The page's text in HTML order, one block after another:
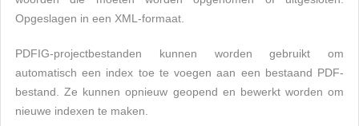
Opgeslagen in een XML-formaat.
PDFIG-projectbestanden kunnen worden gebruikt om
automatisch een index toe te voegen aan een bestaand PDF-
bestand. Ze kunnen opnieuw geopend en bewerkt worden om
nieuwe indexen te maken.